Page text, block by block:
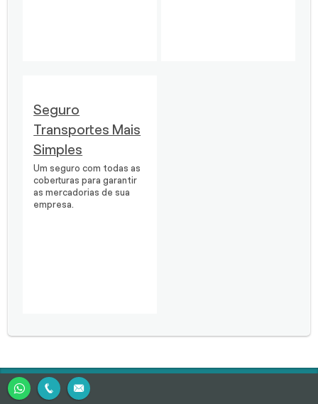
Seguro
Transportes Mais
Simples
Um seguro com todas as
coberturas para garantir
as mercadorias de sua
empresa.